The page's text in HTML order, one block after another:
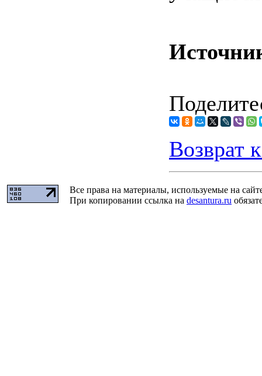
Возврат
Все права на материалы, используемые на
При копировании ссылка на desantura.ru